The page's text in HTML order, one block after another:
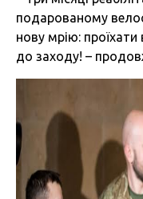
подарованому
нову мрію: проїхати
до заходу! –